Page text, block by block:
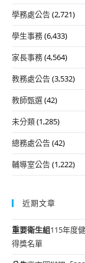
學務處公告(2,721)
學生事務(6,433)
家長事務(4,564)
教務處公告(3,532)
教師甄選(42)
未分類(1,285)
總務處公告(42)
輔導室公告(1,222)
近期文章
重要衛生組115年度
得獎名單